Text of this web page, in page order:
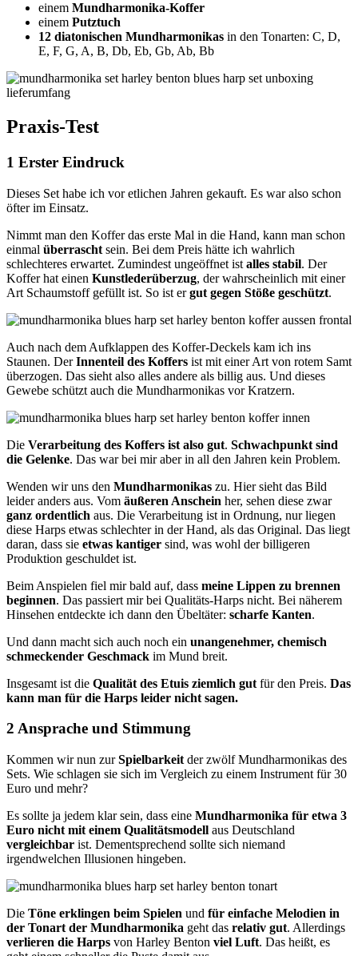
einem Mundharmonika-Koffer
einem Putztuch
12 diatonischen Mundharmonikas in den Tonarten: C, D,
E, F, G, A, B, Db, Eb, Gb, Ab, Bb
Praxis-Test
1 Erster Eindruck
Dieses Set habe ich vor etlichen Jahren gekauft. Es war also schon
öfter im Einsatz.
Nimmt man den Koffer das erste Mal in die Hand, kann man schon
einmal überrascht sein. Bei dem Preis hätte ich wahrlich
schlechteres erwartet. Zumindest ungeöffnet ist alles stabil. Der
Koffer hat einen Kunstlederüberzug, der wahrscheinlich mit einer
Art Schaumstoff gefüllt ist. So ist ergut gegen Stöße geschützt.
Auch nach dem Aufklappen des Koffer-Deckels kam ich ins
Staunen. DerInnenteil des Koffers ist mit einer Art von rotem Samt
überzogen. Das sieht also alles andere als billig aus. Und dieses
Gewebe schützt auch die Mundharmonikas vor Kratzern.
Die Verarbeitung des Koffers ist also gut. Schwachpunkt sind
die Gelenke. Das war bei mir aber in all den Jahren kein Problem.
Wenden wir uns den Mundharmonikas zu. Hier sieht das Bild
leider anders aus. Vom äußeren Anschein her, sehen diese zwar
ganz ordentlich aus. Die Verarbeitung ist in Ordnung, nur liegen
diese Harps etwas schlechter in der Hand, als das Original. Das liegt
daran, dass sie etwas kantiger sind, was wohl der billigeren
Produktion geschuldet ist.
Beim Anspielen fiel mir bald auf, dass meine Lippen zu brennen
beginnen. Das passiert mir bei Qualitäts-Harps nicht. Bei näherem
Hinsehen entdeckte ich dann den Übeltäter: scharfe Kanten.
Und dann macht sich auch noch ein unangenehmer, chemisch
schmeckender Geschmack im Mund breit.
Insgesamt ist die Qualität des Etuis ziemlich gut für den Preis. Das
kann man für die Harps leider nicht sagen.
2 Ansprache und Stimmung
Kommen wir nun zurSpielbarkeit der zwölf Mundharmonikas des
Sets. Wie schlagen sie sich im Vergleich zu einem Instrument für 30
Euro und mehr?
Es sollte ja jedem klar sein, dass eine Mundharmonika für etwa 3
Euro nicht mit einem Qualitätsmodell aus Deutschland
vergleichbar ist. Dementsprechend sollte sich niemand
irgendwelchen Illusionen hingeben.
Die Töne erklingen beim Spielen und für einfache Melodien in
der Tonart der Mundharmonika geht das relativ gut. Allerdings
verlieren die Harps von Harley Benton viel Luft. Das heißt, es